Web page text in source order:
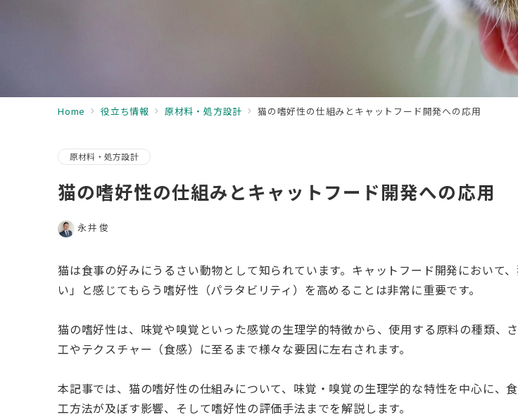
Home 役立ち情報 原材料・処方設計 猫の嗜好性の仕組みとキャットフード開発への応用
原材料・処方設計
猫の嗜好性の仕組みとキャットフード開発への応用
永井 俊
猫は食事の好みにうるさい動物として知られています。キャットフード開発において
い」と感じてもらう嗜好性（パラタビリティ）を高めることは非常に重要です。
猫の嗜好性は、味覚や嗅覚といった感覚の生理学的特徴から、使用する原料の種類、
工やテクスチャー（食感）に至るまで様々な要因に左右されます。
本記事では、猫の嗜好性の仕組みについて、味覚・嗅覚の生理学的な特性を中心に、
工方法が及ぼす影響、そして嗜好性の評価手法までを解説します。